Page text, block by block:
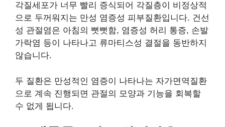
각질세포가 너무 빨리 증식되어 각질층이 비정상적
으로 두꺼워지는 만성 염증성 피부질환입니다. 건선
성 관절염은 아침의 뻣뻣함, 염증성 허리 통증, 손발
가락염 등이 나타나고 류마티스성 결절을 동반하지
않습니다.
두 질환은 만성적인 염증이 나타나는 자가면역질환
으로 계속 진행되면 관절의 모양과 기능을 회복할
수 없게 됩니다.